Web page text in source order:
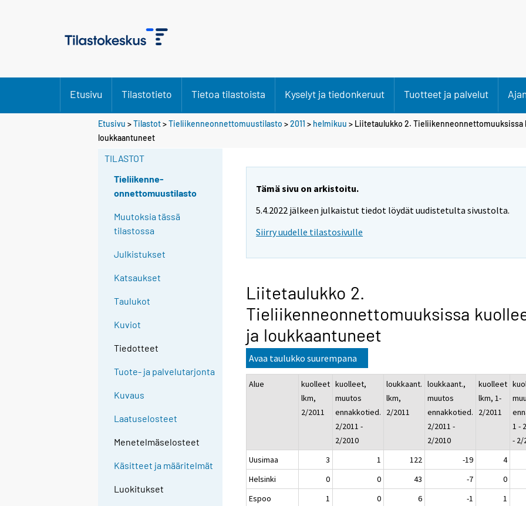
Etusivu Tilastotieto Tietoa tilastoista Kyselyt ja tiedonkeruut Tuotteet ja palvelut
Etusivu >Tilastot>Tieliikenneonnettomuustilasto >2011 > helmikuu > Liitetaulukko 2. Tieliikenneonnettomuuksissa
loukkaantuneet
TILASTOT
Tieliikenne-
onnettomuustilasto
Muutoksia tässä
tilastossa
Julkistukset
Katsaukset
Taulukot
Kuviot
Tiedotteet
Tuote- ja palvelutarjonta
Kuvaus
Laatuselosteet
Menetelmäselosteet
Käsitteet ja määritelmät
Luokitukset
Tämä sivu on arkistoitu.
5.4.2022 jälkeen julkaistut tiedot löydät uudistetulta sivustolta.
Siirry uudelle tilastosivulle
Liitetaulukko 2.
Tieliikenneonnettomuuksissa
ja loukkaantuneet
Avaa taulukko suurempana
Alue
kuolleet
lkm,
2/2011
kuolleet,
muutos
ennakkotied.
2/2011 -
2/2010
loukkaant.
lkm,
2/2011
loukkaant.,
muutos
ennakkotied.
2/2011 -
2/2010
kuolleet
lkm, 1-
2/2011
1 -
- 2/
Uusimaa
3 1 122 -19 4
Helsinki
0 0 43 -7 0
Espoo
1 0 6 -1 1